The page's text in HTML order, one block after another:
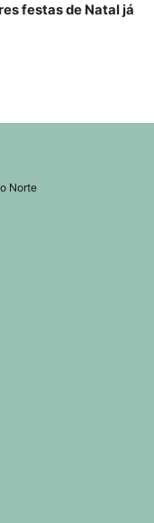
festas de Natal já
Norte